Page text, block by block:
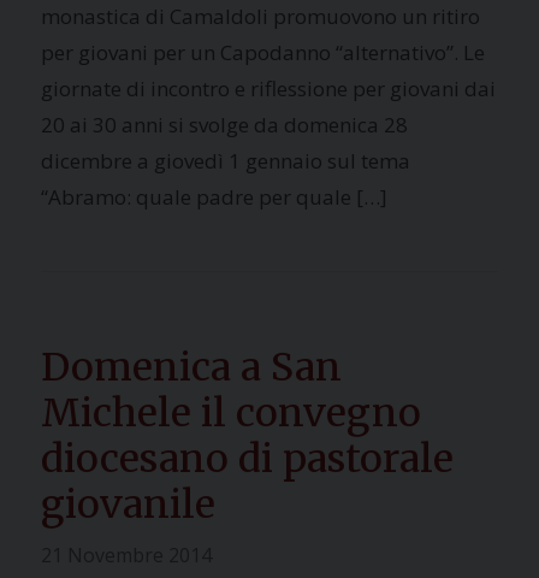
monastica di Camaldoli promuovono un ritiro
per giovani per un Capodanno “alternativo”. Le
giornate di incontro e riflessione per giovani dai
20 ai 30 anni si svolge da domenica 28
dicembre a giovedì 1 gennaio sul tema
“Abramo: quale padre per quale […]
Domenica a San
Michele il convegno
diocesano di pastorale
giovanile